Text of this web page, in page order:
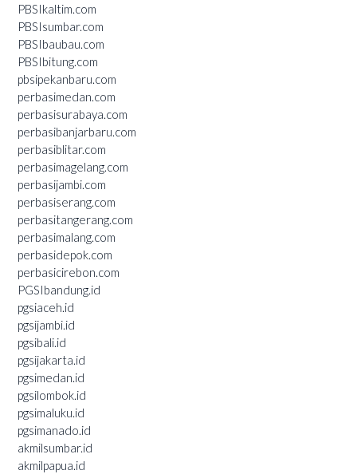
PBSIkaltim.com
PBSIsumbar.com
PBSIbaubau.com
PBSIbitung.com
pbsipekanbaru.com
perbasimedan.com
perbasisurabaya.com
perbasibanjarbaru.com
perbasiblitar.com
perbasimagelang.com
perbasijambi.com
perbasiserang.com
perbasitangerang.com
perbasimalang.com
perbasidepok.com
perbasicirebon.com
PGSIbandung.id
pgsiaceh.id
pgsijambi.id
pgsibali.id
pgsijakarta.id
pgsimedan.id
pgsilombok.id
pgsimaluku.id
pgsimanado.id
akmilsumbar.id
akmilpapua.id